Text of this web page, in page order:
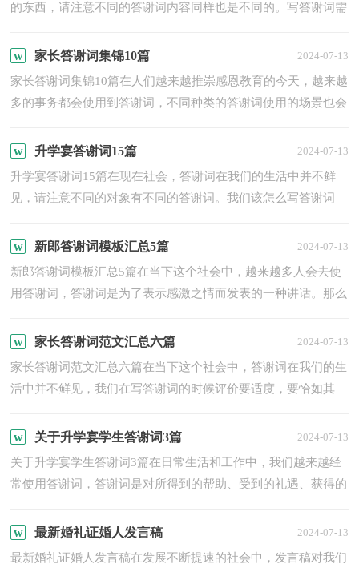
的东西，请注意不同的答谢词内容同样也是不同的。写答谢词需
家长答谢词集锦10篇 2024-07-13
家长答谢词集锦10篇在人们越来越推崇感恩教育的今天，越来越
多的事务都会使用到答谢词，不同种类的答谢词使用的场景也会
升学宴答谢词15篇 2024-07-13
升学宴答谢词15篇在现在社会，答谢词在我们的生活中并不鲜
见，请注意不同的对象有不同的答谢词。我们该怎么写答谢词
考，希...新郎答谢词模板汇总5篇 2024-07-13
新郎答谢词模板汇总5篇在当下这个社会中，越来越多人会去使
用答谢词，答谢词是为了表示感激之情而发表的一种讲话。那么
心...
家长答谢词范文汇总六篇 2024-07-13
家长答谢词范文汇总六篇在当下这个社会中，答谢词在我们的生
活中并不鲜见，我们在写答谢词的时候评价要适度，要恰如其
长...
关于升学宴学生答谢词3篇 2024-07-13
关于升学宴学生答谢词3篇在日常生活和工作中，我们越来越经
常使用答谢词，答谢词是对所得到的帮助、受到的礼遇、获得的
最新婚礼证婚人发言稿 2024-07-13
最新婚礼证婚人发言稿在发展不断提速的社会中，发言稿对我们